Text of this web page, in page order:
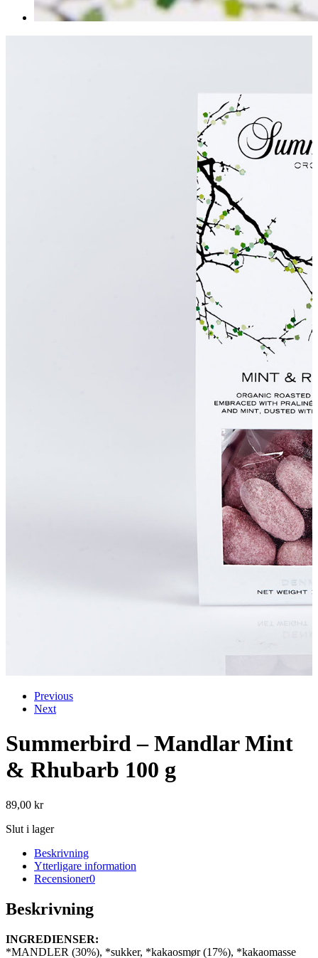
Previous
Next
Summerbird – Mandlar Mint
& Rhubarb 100 g
89,00 kr
Slut i lager
Beskrivning
Ytterligare information
Recensioner0
Beskrivning
INGREDIENSER:
*MANDLER (30%), *sukker, *kakaosmør (17%), *kakaomasse